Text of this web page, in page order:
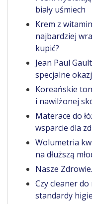
biały uśmiech
Krem z
najbardziej
kupić?
Jean Paul
specjalne
Koreańskie
i nawilżonej
Materace do
wsparcie dla
Wolumetria
na dłuższą
Nasze
Czy cleaner
standardy